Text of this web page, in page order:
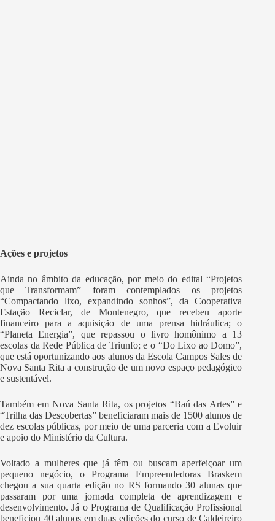
Ações e projetos
Ainda no âmbito da educação, por meio do edital “Projetos
que Transformam” foram contemplados os projetos
“Compactando lixo, expandindo sonhos”, da Cooperativa
Estação Reciclar, de Montenegro, que recebeu aporte
financeiro para a aquisição de uma prensa hidráulica; o
“Planeta Energia”, que repassou o livro homônimo a 13
escolas da Rede Pública de Triunfo; e o “Do Lixo ao Domo”,
que está oportunizando aos alunos da Escola Campos Sales de
Nova Santa Rita a construção de um novo espaço pedagógico
e sustentável.
Também em Nova Santa Rita, os projetos “Baú das Artes” e
“Trilha das Descobertas” beneficiaram mais de 1500 alunos de
dez escolas públicas, por meio de uma parceria com a Evoluir
e apoio do Ministério da Cultura.
Voltado a mulheres que já têm ou buscam aperfeiçoar um
pequeno negócio, o Programa Empreendedoras Braskem
chegou a sua quarta edição no RS formando 30 alunas que
passaram por uma jornada completa de aprendizagem e
desenvolvimento. Já o Programa de Qualificação Profissional
beneficiou 40 alunos em duas edições do curso de Caldeireiro